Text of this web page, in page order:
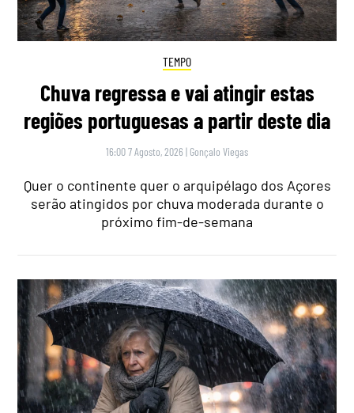
TEMPO
Chuva regressa e vai atingir estas
regiões portuguesas a partir deste dia
16:00 7 Agosto, 2026 | Gonçalo Viegas
Quer o continente quer o arquipélago dos Açores
serão atingidos por chuva moderada durante o
próximo fim-de-semana